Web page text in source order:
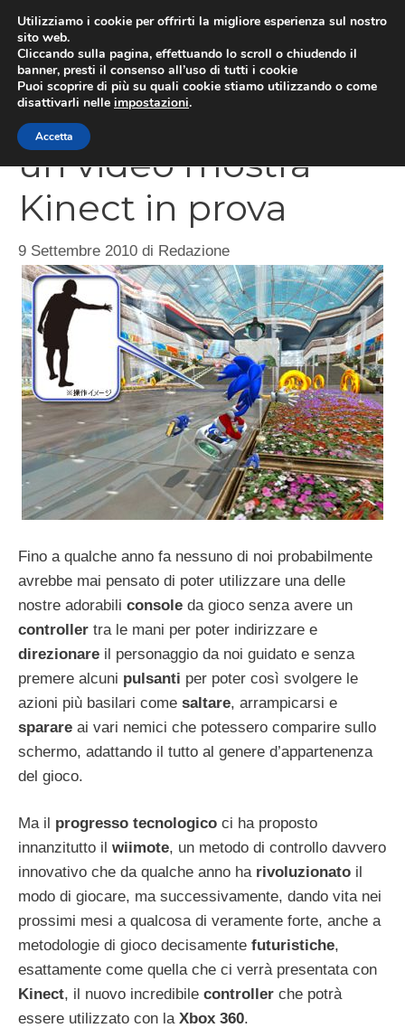
contenuto
Sonic Free Riders,
un video mostra
Kinect in prova
9 Settembre 2010 di Redazione
Fino a qualche anno fa nessuno di noi probabilmente
avrebbe mai pensato di poter utilizzare una delle
nostre adorabili console da gioco senza avere un
controller tra le mani per poter indirizzare e
direzionare il personaggio da noi guidato e senza
premere alcuni pulsanti per poter così svolgere le
azioni più basilari come saltare, arrampicarsi e
sparare ai vari nemici che potessero comparire sullo
schermo, adattando il tutto al genere d’appartenenza
del gioco.
Ma il progresso tecnologico ci ha proposto
innanzitutto il wiimote, un metodo di controllo davvero
innovativo che da qualche anno ha rivoluzionato il
modo di giocare, ma successivamente, dando vita nei
prossimi mesi a qualcosa di veramente forte, anche a
metodologie di gioco decisamente futuristiche,
esattamente come quella che ci verrà presentata con
Kinect, il nuovo incredibile controller che potrà
essere utilizzato con la Xbox 360.
Utilizziamo i cookie per offrirti la migliore esperienza sul nostro
sito web.
Cliccando sulla pagina, effettuando lo scroll o chiudendo il
banner, presti il consenso all’uso di tutti i cookie
Puoi scoprire di più su quali cookie stiamo utilizzando o come
disattivarli nelle impostazioni.
Accetta